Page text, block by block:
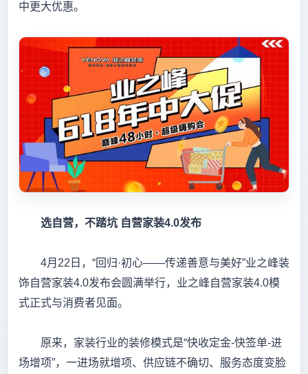
中更大优惠。
选自营，不踏坑 自营家装4.0发布
4月22日，“回归·初心——传递善意与美好”业之峰装
饰自营家装4.0发布会圆满举行，业之峰自营家装4.0模
式正式与消费者见面。
原来，家装行业的装修模式是“快收定金-快签单-进
场增项”，一进场就增项、供应链不确切、服务态度变脸